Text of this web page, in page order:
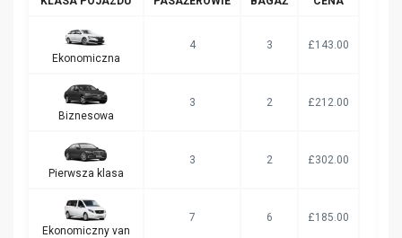
Ekonomiczna
4 3 £143.00
Biznesowa
3 2 £212.00
Pierwsza klasa
3 2 £302.00
Ekonomiczny van
7 6 £185.00